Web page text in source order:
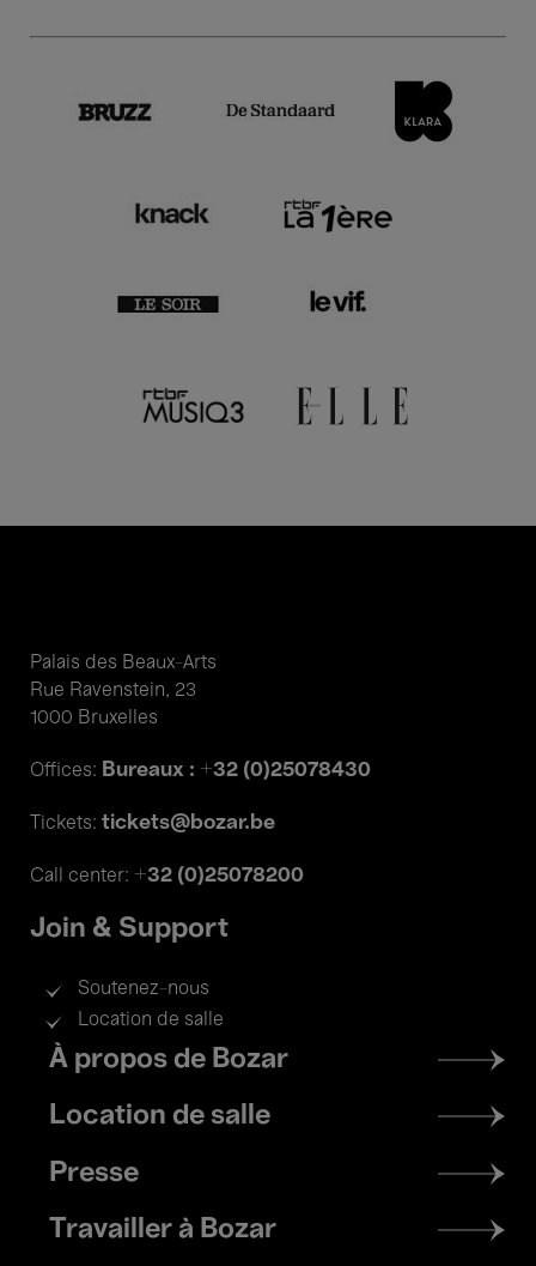
Palais des Beaux-Arts
Rue Ravenstein, 23
1000 Bruxelles
Offices: Bureaux : +32 (0)25078430
Tickets: tickets@bozar.be
Call center: +32 (0)25078200
Join & Support
Soutenez-nous
Location de salle
Footer
menu
À propos de Bozar
Location de salle
Presse
Travailler à Bozar